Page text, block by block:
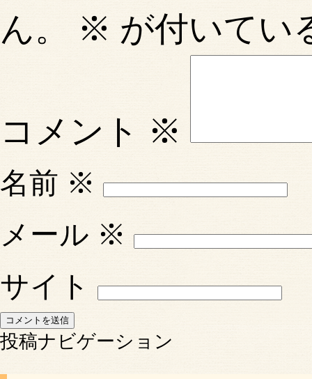
ん。
※ が付いてい
コメント ※
名前 ※
メール ※
サイト
投稿ナビゲーション